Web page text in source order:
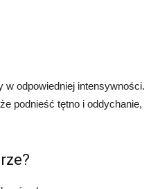
w odpowiedniej intensywności.
podnieść tętno i oddychanie,